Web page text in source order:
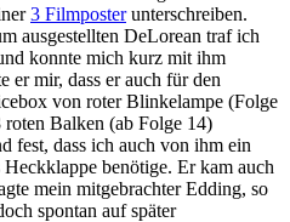
3 Filmposterunterschreiben.
ausgestellten DeLorean traf ich
konnte mich kurz mit ihm
er mir, dass er auch für den
von roter Blinkelampe (Folge
Balken (ab Folge 14)
fest, dass ich auch von ihm ein
benötige. Er kam auch
mein mitgebrachter Edding, so
spontan auf später